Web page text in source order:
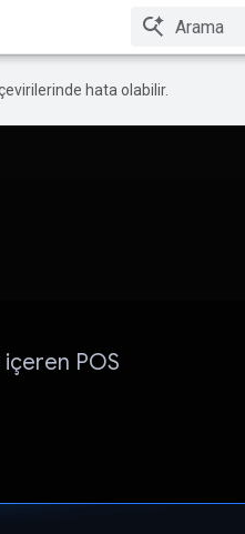
hata olabilir.
POS